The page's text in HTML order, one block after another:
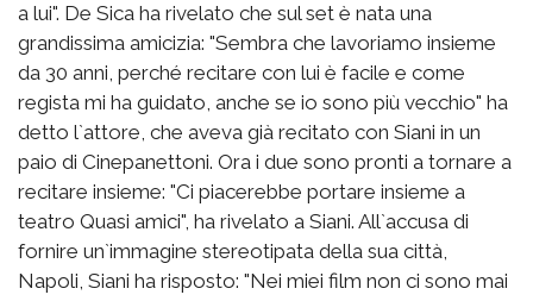
a lui". De Sica ha rivelato che sul set è nata una
grandissima amicizia: "Sembra che lavoriamo insieme
da 30 anni, perché recitare con lui è facile e come
regista mi ha guidato, anche se io sono più vecchio" ha
detto l`attore, che aveva già recitato con Siani in un
paio di Cinepanettoni. Ora i due sono pronti a tornare a
recitare insieme: "Ci piacerebbe portare insieme a
teatro Quasi amici", ha rivelato a Siani. All`accusa di
fornire un`immagine stereotipata della sua città,
Napoli, Siani ha risposto: "Nei miei film non ci sono mai